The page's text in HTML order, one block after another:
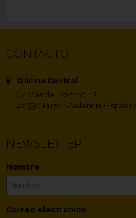
CONTACTO
Oficina Central
C/ Mas del Bombo, 17
46530 Puzol - Valencia (España)
NEWSLETTER
Nombre
Correo electrónico